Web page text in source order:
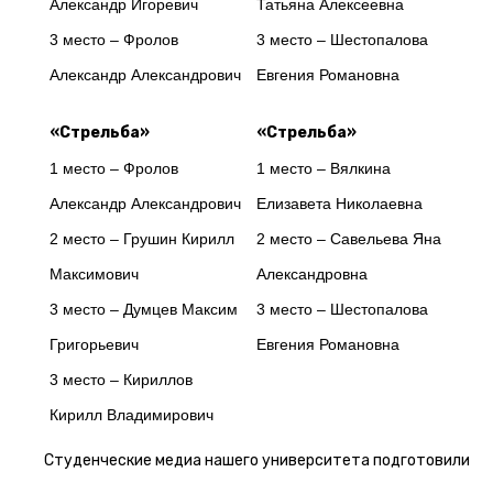
Александр Игоревич
3 место – Фролов
Александр Александрович
Татьяна Алексеевна
3 место – Шестопалова
Евгения Романовна
«Стрельба»
1 место – Фролов
Александр Александрович
2 место – Грушин Кирилл
Максимович
3 место – Думцев Максим
Григорьевич
3 место – Кириллов
Кирилл Владимирович
«Стрельба»
1 место – Вялкина
Елизавета Николаевна
2 место – Савельева Яна
Александровна
3 место – Шестопалова
Евгения Романовна
Студенческие медиа нашего университета подготовили